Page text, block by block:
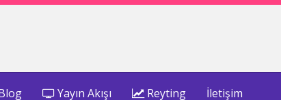
Yayın Akışı Reyting İletişim